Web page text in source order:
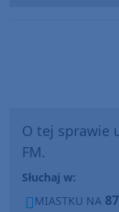
O tej sprawie
FM.
Słuchaj w:
MIASTKU NA